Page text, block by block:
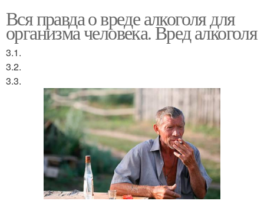
Вся правда о вреде алкоголя для
организма человека. Вред алкоголя
3.1.
3.2.
3.3.